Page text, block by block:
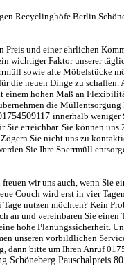
Recyclinghöfe Berlin
Preis und einer ehrlichen
wichtiger Faktor unserer
sowie alte Möbelstücke
die neuen Dinge zu schaffen.
einem hohen Maß an
die
innerhalb weniger
Sie erreichbar. Sie können uns
Sie nicht uns zu
Sie IhreSperrmüll
wir uns auch, wenn Sie
Couch wird erst in vier
Tage nutzen möchten? Kein
an und vereinbaren Sie
hohe Planungssicherheit.
unseren vorbildlichen
dann bitte um Ihren Anruf
Schöneberg Pauschalpreis